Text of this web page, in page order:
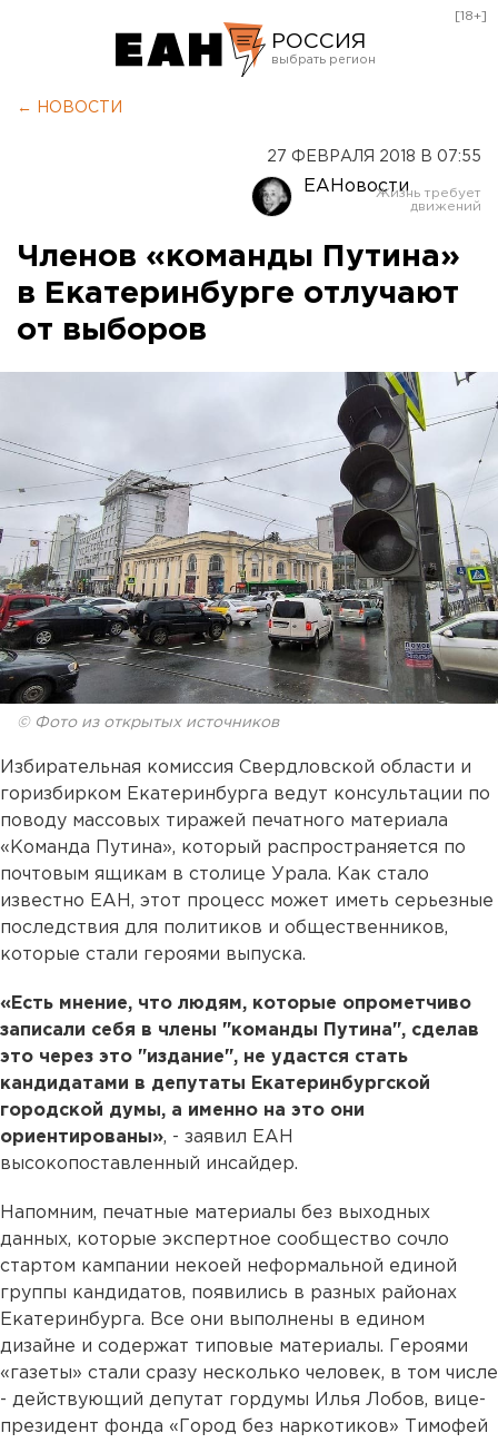
РОССИЯ
Оренбург
[18+]
← НОВОСТИ
27 ФЕВРАЛЯ 2018 В 07:55
ЕАНовости
Членов «команды Путина»
в Екатеринбурге отлучают
от выборов
© Фото из открытых источников
Избирательная комиссия Свердловской области и
горизбирком Екатеринбурга ведут консультации по
поводу массовых тиражей печатного материала
«Команда Путина», который распространяется по
почтовым ящикам в столице Урала. Как стало
известно ЕАН, этот процесс может иметь серьезные
последствия для политиков и общественников,
которые стали героями выпуска.
«Есть мнение, что людям, которые опрометчиво
записали себя в члены "команды Путина", сделав
это через это "издание", не удастся стать
кандидатами в депутаты Екатеринбургской
городской думы, а именно на это они
ориентированы», - заявил ЕАН
высокопоставленный инсайдер.
Напомним, печатные материалы без выходных
данных, которые экспертное сообщество сочло
стартом кампании некоей неформальной единой
группы кандидатов, появились в разных районах
Екатеринбурга. Все они выполнены в едином
дизайне и содержат типовые материалы. Героями
«газеты» стали сразу несколько человек, в том числе
- действующий депутат гордумы Илья Лобов, вице-
президент фонда «Город без наркотиков» Тимофей